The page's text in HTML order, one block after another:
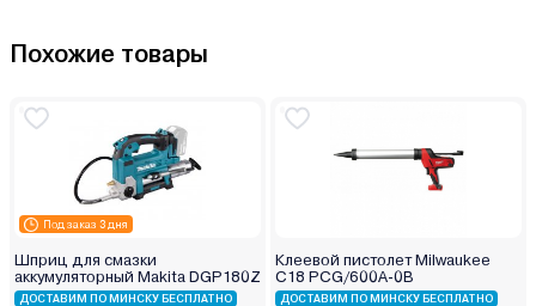
Похожие товары
Под заказ 3 дня
Шприц для смазки
аккумуляторный Makita DGP180Z
ДОСТАВИМ ПО МИНСКУ БЕСПЛАТНО
Клеевой пистолет Milwaukee
C18 PCG/600A-0B
ДОСТАВИМ ПО МИНСКУ БЕСПЛАТНО